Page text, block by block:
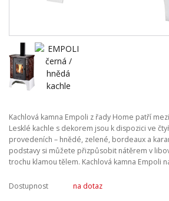
Kachlová kamna Empoli z řady Home patří
Lesklé kachle s dekorem jsou k dispozici ve
provedeních – hnědé, zelené, bordeaux a
podstavy si můžete přizpůsobit nátěrem v
trochu klamou tělem. Kachlová kamna Empoli
Dostupnost na dotaz